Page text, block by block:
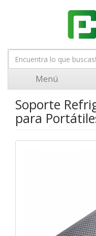
Menú
Soporte
para